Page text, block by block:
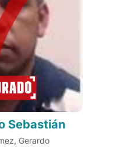
Sebastián
Gerardo